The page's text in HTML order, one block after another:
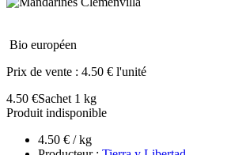
Bio européen
Prix de vente : 4.50 € l'unité
4.50 €Sachet 1 kg
Produit indisponible
4.50 € / kg